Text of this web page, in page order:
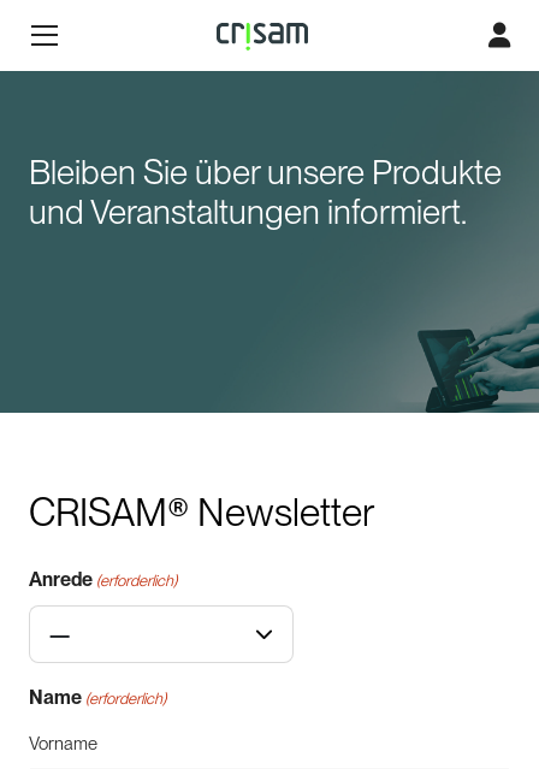
Bleiben Sie über unsere Produkte
und Veranstaltungen informiert.
CRISAM® Newsletter
Anrede (erforderlich)
—
Name (erforderlich)
Vorname